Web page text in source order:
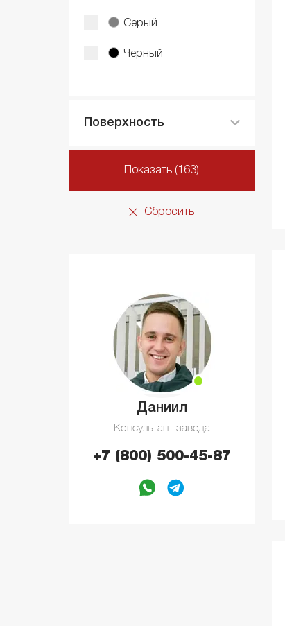
Серый
Черный
Поверхность
Показать (163)
Сбросить
Даниил
Консультант завода
+7 (800) 500-45-87